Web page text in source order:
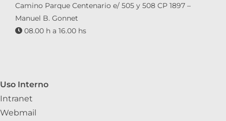
Camino Parque Centenario e/ 505 y 508 CP 1897 –
Manuel B. Gonnet
08.00 h a 16.00 hs
Uso Interno
Intranet
Webmail